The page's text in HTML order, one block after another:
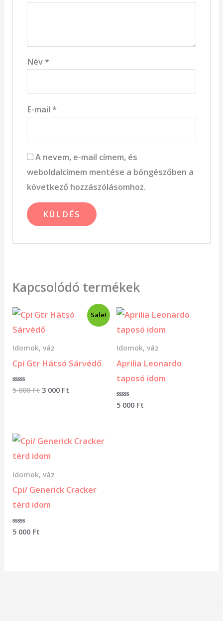
Név*
E-mail *
A nevem, e-mail címem, és
weboldalcímem mentése a böngészőben a
következő hozzászólásomhoz.
Kapcsolódó termékek
Sale!
Idomok, váz
Cpi Gtr Hátsó Sárvédő
Értékelés:
5 000Ft
Original
price
was:
000 Ft.
3 000 Ft
Current
price
Idomok, váz
Aprilia Leonardo
taposó idom
Értékelés:
5 000 Ft
Idomok, váz
Cpi/ Generick Cracker
térd idom
Értékelés:
5 000 Ft